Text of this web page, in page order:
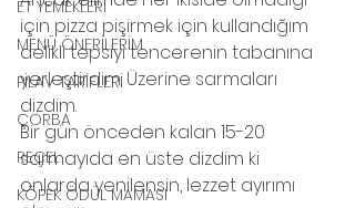
ET YEMEKLERİ
MENÜ ÖNERİLERİM
PİLAV TARİFLERİ
ÇORBA
REÇEL
KÖPEK ÖDÜL MAMASI
için pizza pişirmek için kullandığım
delikli tepsiyi tencerenin tabanına
yerleştirdim. Üzerine sarmaları
dizdim.
Bir gün önceden kalan 15-20
sarmayıda en üste dizdim ki
onlarda yenilensin, lezzet ayırımı